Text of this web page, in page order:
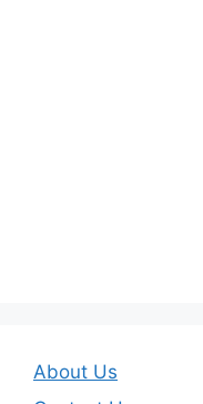
About Us